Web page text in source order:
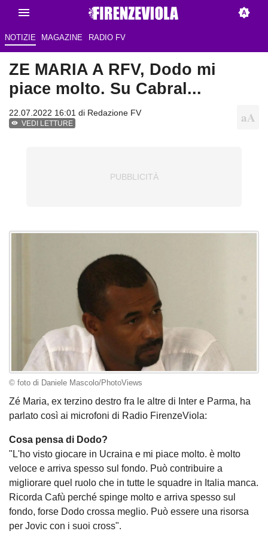
NOTIZIE MAGAZINE RADIO FV
ZE MARIA A RFV, Dodo mi
piace molto. Su Cabral...
22.07.2022 16:01 di Redazione FV
VEDI LETTURE
© foto di Daniele Mascolo/PhotoViews
Zé Maria, ex terzino destro fra le altre di Inter e Parma, ha
parlato così ai microfoni di Radio FirenzeViola:
Cosa pensa di Dodo?
"L'ho visto giocare in Ucraina e mi piace molto. è molto
veloce e arriva spesso sul fondo. Può contribuire a
migliorare quel ruolo che in tutte le squadre in Italia manca.
Ricorda Cafù perché spinge molto e arriva spesso sul
fondo, forse Dodo crossa meglio. Può essere una risorsa
per Jovic con i suoi cross".